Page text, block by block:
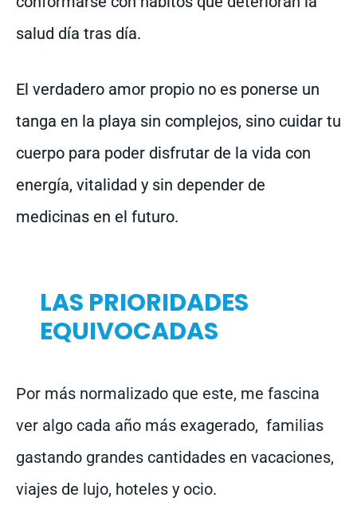
salud día tras día.
El verdadero amor propio no es ponerse un
tanga en la playa sin complejos, sino cuidar tu
cuerpo para poder disfrutar de la vida con
energía, vitalidad y sin depender de
medicinas en el futuro.
LAS PRIORIDADES
EQUIVOCADAS
Por más normalizado que este, me fascina
ver algo cada año más exagerado, familias
gastando grandes cantidades en vacaciones,
viajes de lujo, hoteles y ocio.